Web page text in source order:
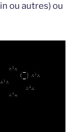
ou autres) ou